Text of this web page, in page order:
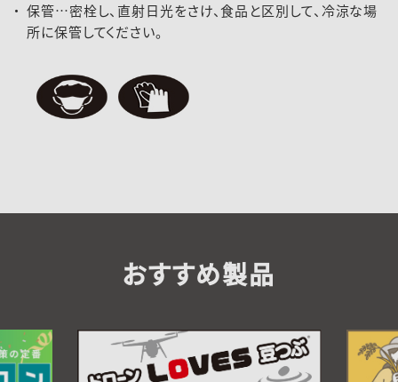
保管…密栓し、直射日光をさけ、食品と区別して、冷涼な場
所に保管してください。
おすすめ製品